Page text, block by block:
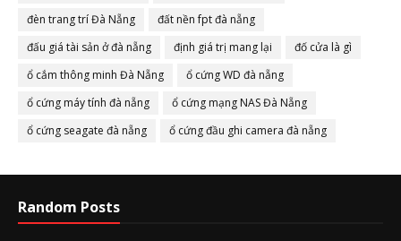
đèn trang trí Đà Nẵng
đất nền fpt đà nẵng
đấu giá tài sản ở đà nẵng
định giá trị mang lại
đố cửa là gì
ổ cắm thông minh Đà Nẵng
ổ cứng WD đà nẵng
ổ cứng máy tính đà nẵng
ổ cứng mạng NAS Đà Nẵng
ổ cứng seagate đà nẵng
ổ cứng đầu ghi camera đà nẵng
Random Posts